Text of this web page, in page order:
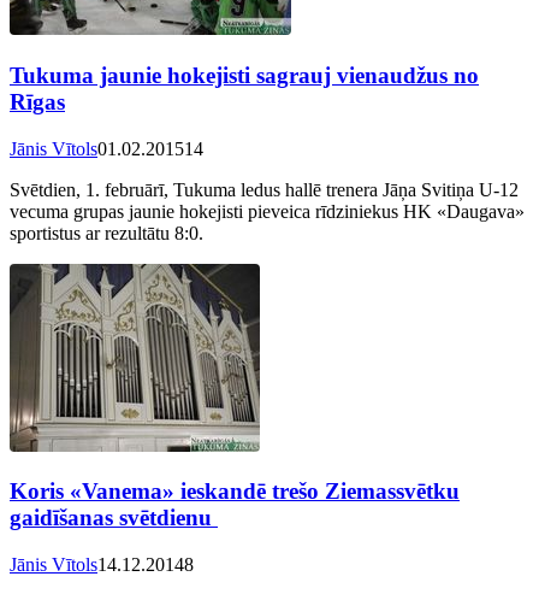
Tukuma jaunie hokejisti sagrauj vienaudžus no
Rīgas
Jānis Vītols01.02.201514
Svētdien, 1. februārī, Tukuma ledus hallē trenera Jāņa Svitiņa U-12
vecuma grupas jaunie hokejisti pieveica rīdziniekus HK «Daugava»
sportistus ar rezultātu 8:0.
Koris «Vanema» ieskandē trešo Ziemassvētku
gaidīšanas svētdienu
Jānis Vītols14.12.20148